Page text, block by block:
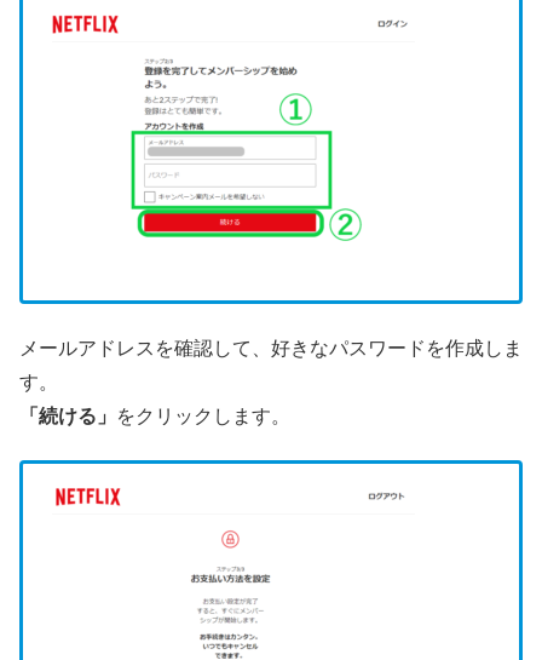
メールアドレスを確認して、好きなパスワードを作成しま
す。
「続ける」
をクリックします。